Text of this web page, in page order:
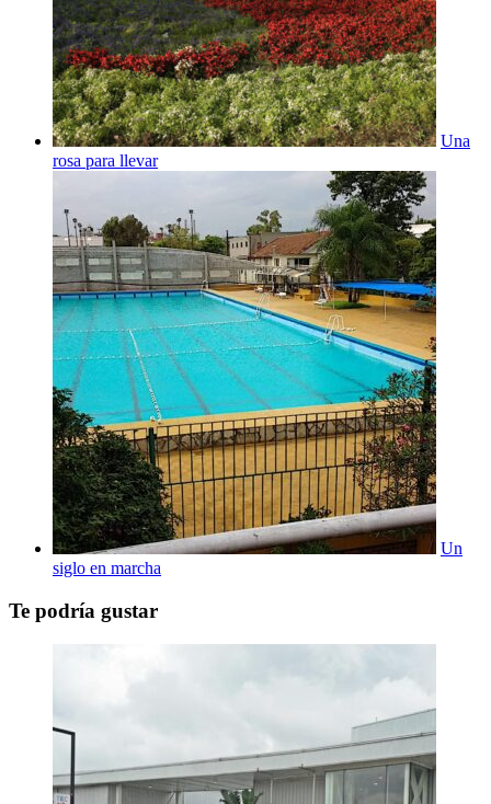
Una
rosa para llevar
Un
siglo en marcha
Te podría gustar